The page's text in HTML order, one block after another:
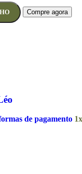
Compre agora
de pagamento